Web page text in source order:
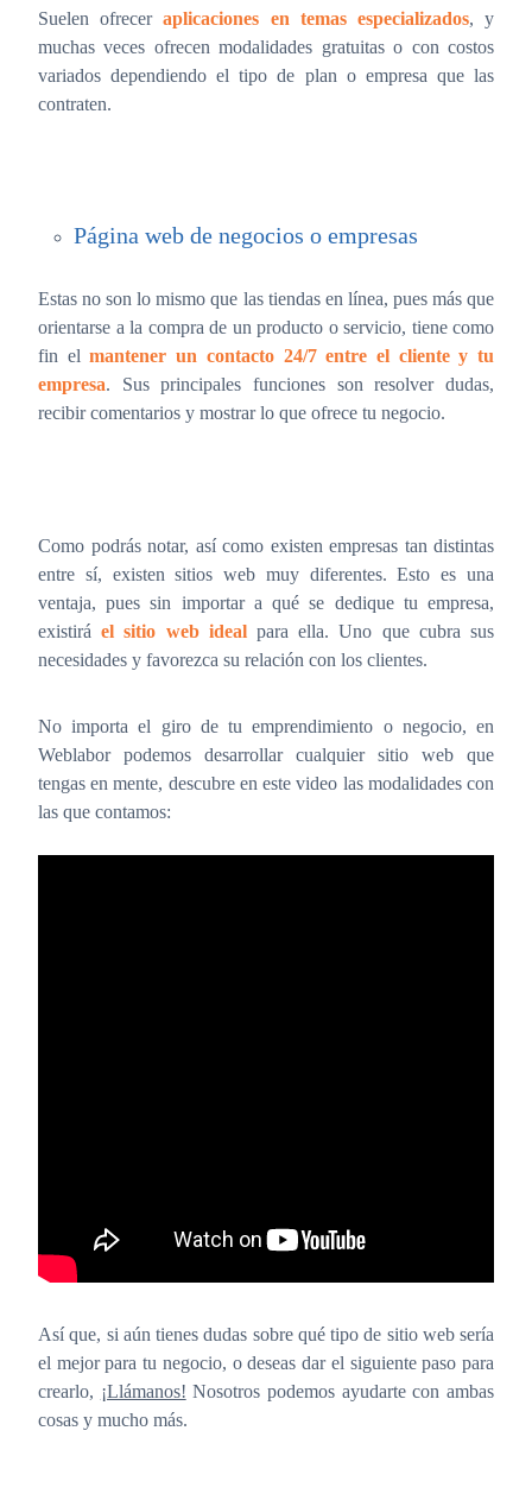
Suelen ofreceraplicaciones en temas especializados, y
muchas veces ofrecen modalidades gratuitas o con costos
variados dependiendo el tipo de plan o empresa que las
contraten.
Página web de negocios o empresas
Estas no son lo mismo que las tiendas en línea, pues más que
orientarse a la compra de un producto o servicio, tiene como
fin elmantener un contacto 24/7 entre el cliente y tu
empresa. Sus principales funciones son resolver dudas,
recibir comentarios y mostrar lo que ofrece tu negocio.
Como podrás notar, así como existen empresas tan distintas
entre sí, existen sitios web muy diferentes. Esto es una
ventaja, pues sin importar a qué se dedique tu empresa,
existiráel sitio web idealpara ella. Uno que cubra sus
necesidades y favorezca su relación con los clientes.
No importa el giro de tu emprendimiento o negocio, en
Weblabor podemos desarrollar cualquier sitio web que
tengas en mente, descubre en este video las modalidades con
las que contamos:
Así que, si aún tienes dudas sobre qué tipo de sitio web sería
el mejor para tu negocio, o deseas dar el siguiente paso para
crearlo, ¡Llámanos! Nosotros podemos ayudarte con ambas
cosas y mucho más.